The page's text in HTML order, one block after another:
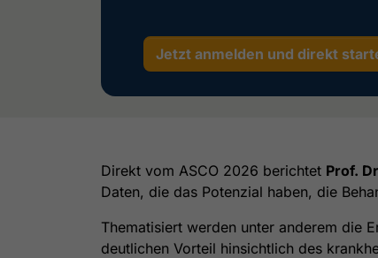
Jetzt anmelden und direkt
Direkt vom ASCO 2026 berichtet Prof.
Daten, die das Potenzial haben, die
Thematisiert werden unter anderem die
deutlichen Vorteil hinsichtlich des